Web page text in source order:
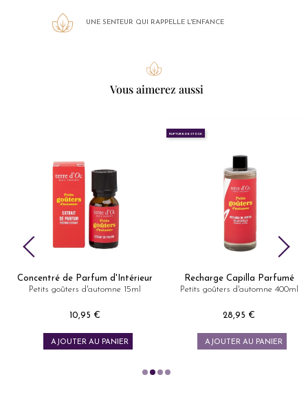
UNE SENTEUR QUI RAPPELLE L'ENFANCE
Vous aimerez aussi
Concentré de Parfum d'Intérieur
Petits goûters d'automne 15ml
Prix
10,95 €
AJOUTER AU PANIER
RUPTURE DE STOCK
Recharge Capilla Parfumé
Petits goûters d'automne 400ml
Prix
28,95 €
AJOUTER AU PANIER